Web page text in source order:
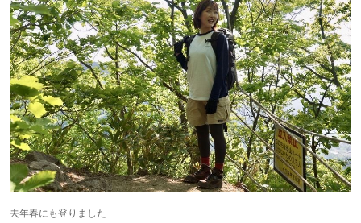
北海道で暮らす、あなたとつくる、
明日への”きっかけ”WEBマガジン
去年春にも登りました